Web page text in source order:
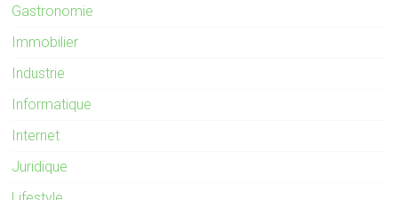
Gastronomie
Immobilier
Industrie
Informatique
Internet
Juridique